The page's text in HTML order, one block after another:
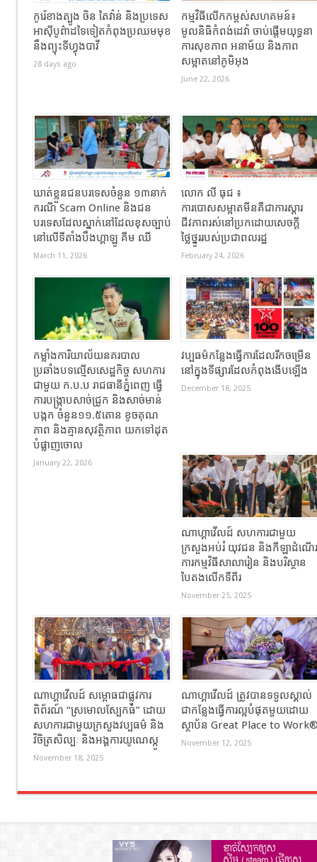
កូរ៉េខាងត្បូង ចិន តៃវ៉ាន់ និងប្រទេស
អាស៊ីបូព៌ាដទៃទៀតកំពុងប្រឈមមុខ
នឹងព្យុះទីហ្វុងបាវី
28 days ago
កម្មវិធីលើកកម្ពស់សហគមន៍៖
មូលនិធិកំពង់ដេវ៉ា ចាប់ផ្តើមយុទ្ធនា
ការសុខភាព អនាម័យ និងភាព
សម្អាតនៅភូមិអុង
June 22, 2026
ឃាត់ខ្លួនជនបរទេសចំនួន ១៣នាក់
ករណី Scam Online និងជន
បរទេសដែលស្នាក់នៅដែលខុសច្បាប់
នៅលើទីតាំងបឹងហ្គាឡូ គីម ឈី
March 11, 2026
លោក លី ធុជ ៖
ការបោសសម្អាតមីនគឺជាការស្តារ
ជីវភាពរស់នៅប្រកដោយសេចក្តី
ថ្លៃថ្នូររបស់ប្រជាពលរដ្ឋ
February 24, 2026
កម្លាំងការិយាល័យនគរបាល
ប្រឆាំងបទល្មើសសេដ្ឋកិច្ច សហការ
ជាមួយ ក.ប.ប រាជធានីភ្នំពេញ ធ្វើ
ការបង្ក្រាបសាច់ជ្រូក និងសាច់មាន់
បង្កក ចំនួន១១.៥តោន ខូចគុណ
ភាព និងគ្មានសុវត្ថិភាព យកទៅដុត
បំផ្លាញចោល
January 22, 2026
វប្បធម៌កន្លែងធ្វើការដែលរីកចម្រើន
នៅក្នុងទីផ្សារដែលកំពុងងើបឡើង
December 18, 2025
ណាហ្គាវើលដ៍ សហការជាមួយ
ក្រសួងអប់រំ យុវជន និងកីឡាដំណើរ
ការកម្មវិធីសាលារៀន និងបរិស្ថាន
បៃតងលើកទីពីរ
November 25, 2025
ណាហ្គាវើលដ៍ សម្ពោធជាផ្លូវការ
ពិព័រណ៍ “ស្រមោលស្បែកធំ” ដោយ
សហការជាមួយក្រសួងវប្បធម៌ និង
វិចិត្រសិល្បៈ និងអង្គការយូណេស្កូ
November 18, 2025
ណាហ្គាវើលដ៍ ត្រូវបានទទួលស្គាល់
ជាកន្លែងធ្វើការល្អបំផុតមួយដោយ
ស្ថាប័ន Great Place to
November 12, 2025